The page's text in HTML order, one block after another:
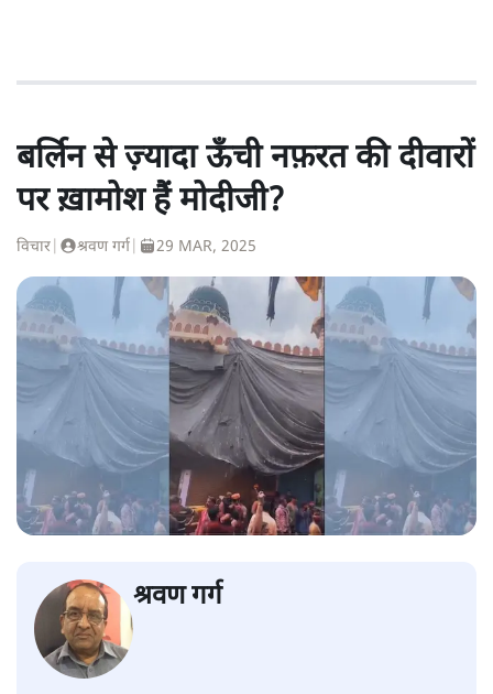
बर्लिन से ज़्यादा ऊँची नफ़रत की दीवारों
पर ख़ामोश हैं मोदीजी?
विचार श्रवण गर्ग 29 MAR, 2025
श्रवण गर्ग